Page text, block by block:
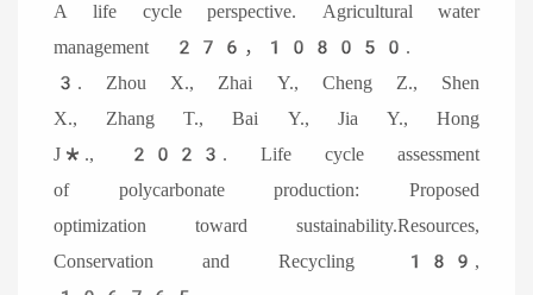
A life cycle perspective. Agricultural water
management 276，108050.
3. Zhou X., Zhai Y., Cheng Z., Shen
X., Zhang T., Bai Y., Jia Y., Hong
J*., 2023. Life cycle assessment
of polycarbonate production: Proposed
optimization toward sustainability.Resources,
Conservation and Recycling 189,